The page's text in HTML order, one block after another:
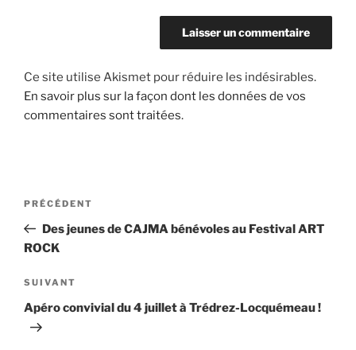
Ce site utilise Akismet pour réduire les indésirables.
En savoir plus sur la façon dont les données de vos
commentaires sont traitées.
Navigation
l’article
Article
précédent
PRÉCÉDENT
Des jeunes de CAJMA bénévoles au Festival ART
ROCK
Article
suivant
SUIVANT
Apéro convivial du 4 juillet à Trédrez-Locquémeau !